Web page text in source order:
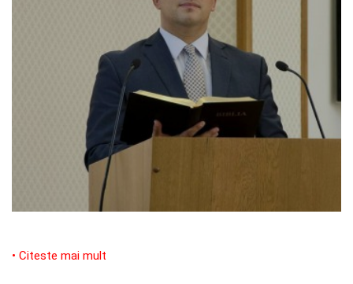
• Citeste mai mult